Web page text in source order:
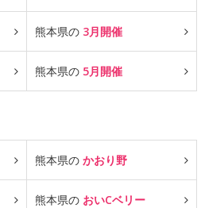
熊本県の 3月開催
熊本県の 5月開催
熊本県の かおり野
熊本県の おいCベリー